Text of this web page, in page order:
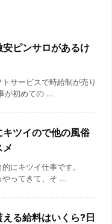
ピンサロがあるけ
サービスで時給制が売り
が初めての ...
ツイので他の風俗
メ
にキツイ仕事です。
ってきて、そ ...
る給料はいくら?日